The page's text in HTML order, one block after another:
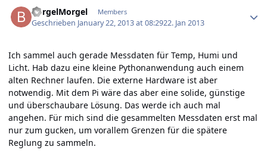
BorgelMorgel Members
Geschrieben January 22, 2013 at 08:2922. Jan 2013
Ich sammel auch gerade Messdaten für Temp, Humi und
Licht. Hab dazu eine kleine Pythonanwendung auch einem
alten Rechner laufen. Die externe Hardware ist aber
notwendig. Mit dem Pi wäre das aber eine solide, günstige
und überschaubare Lösung. Das werde ich auch mal
angehen. Für mich sind die gesammelten Messdaten erst mal
nur zum gucken, um vorallem Grenzen für die spätere
Reglung zu sammeln.